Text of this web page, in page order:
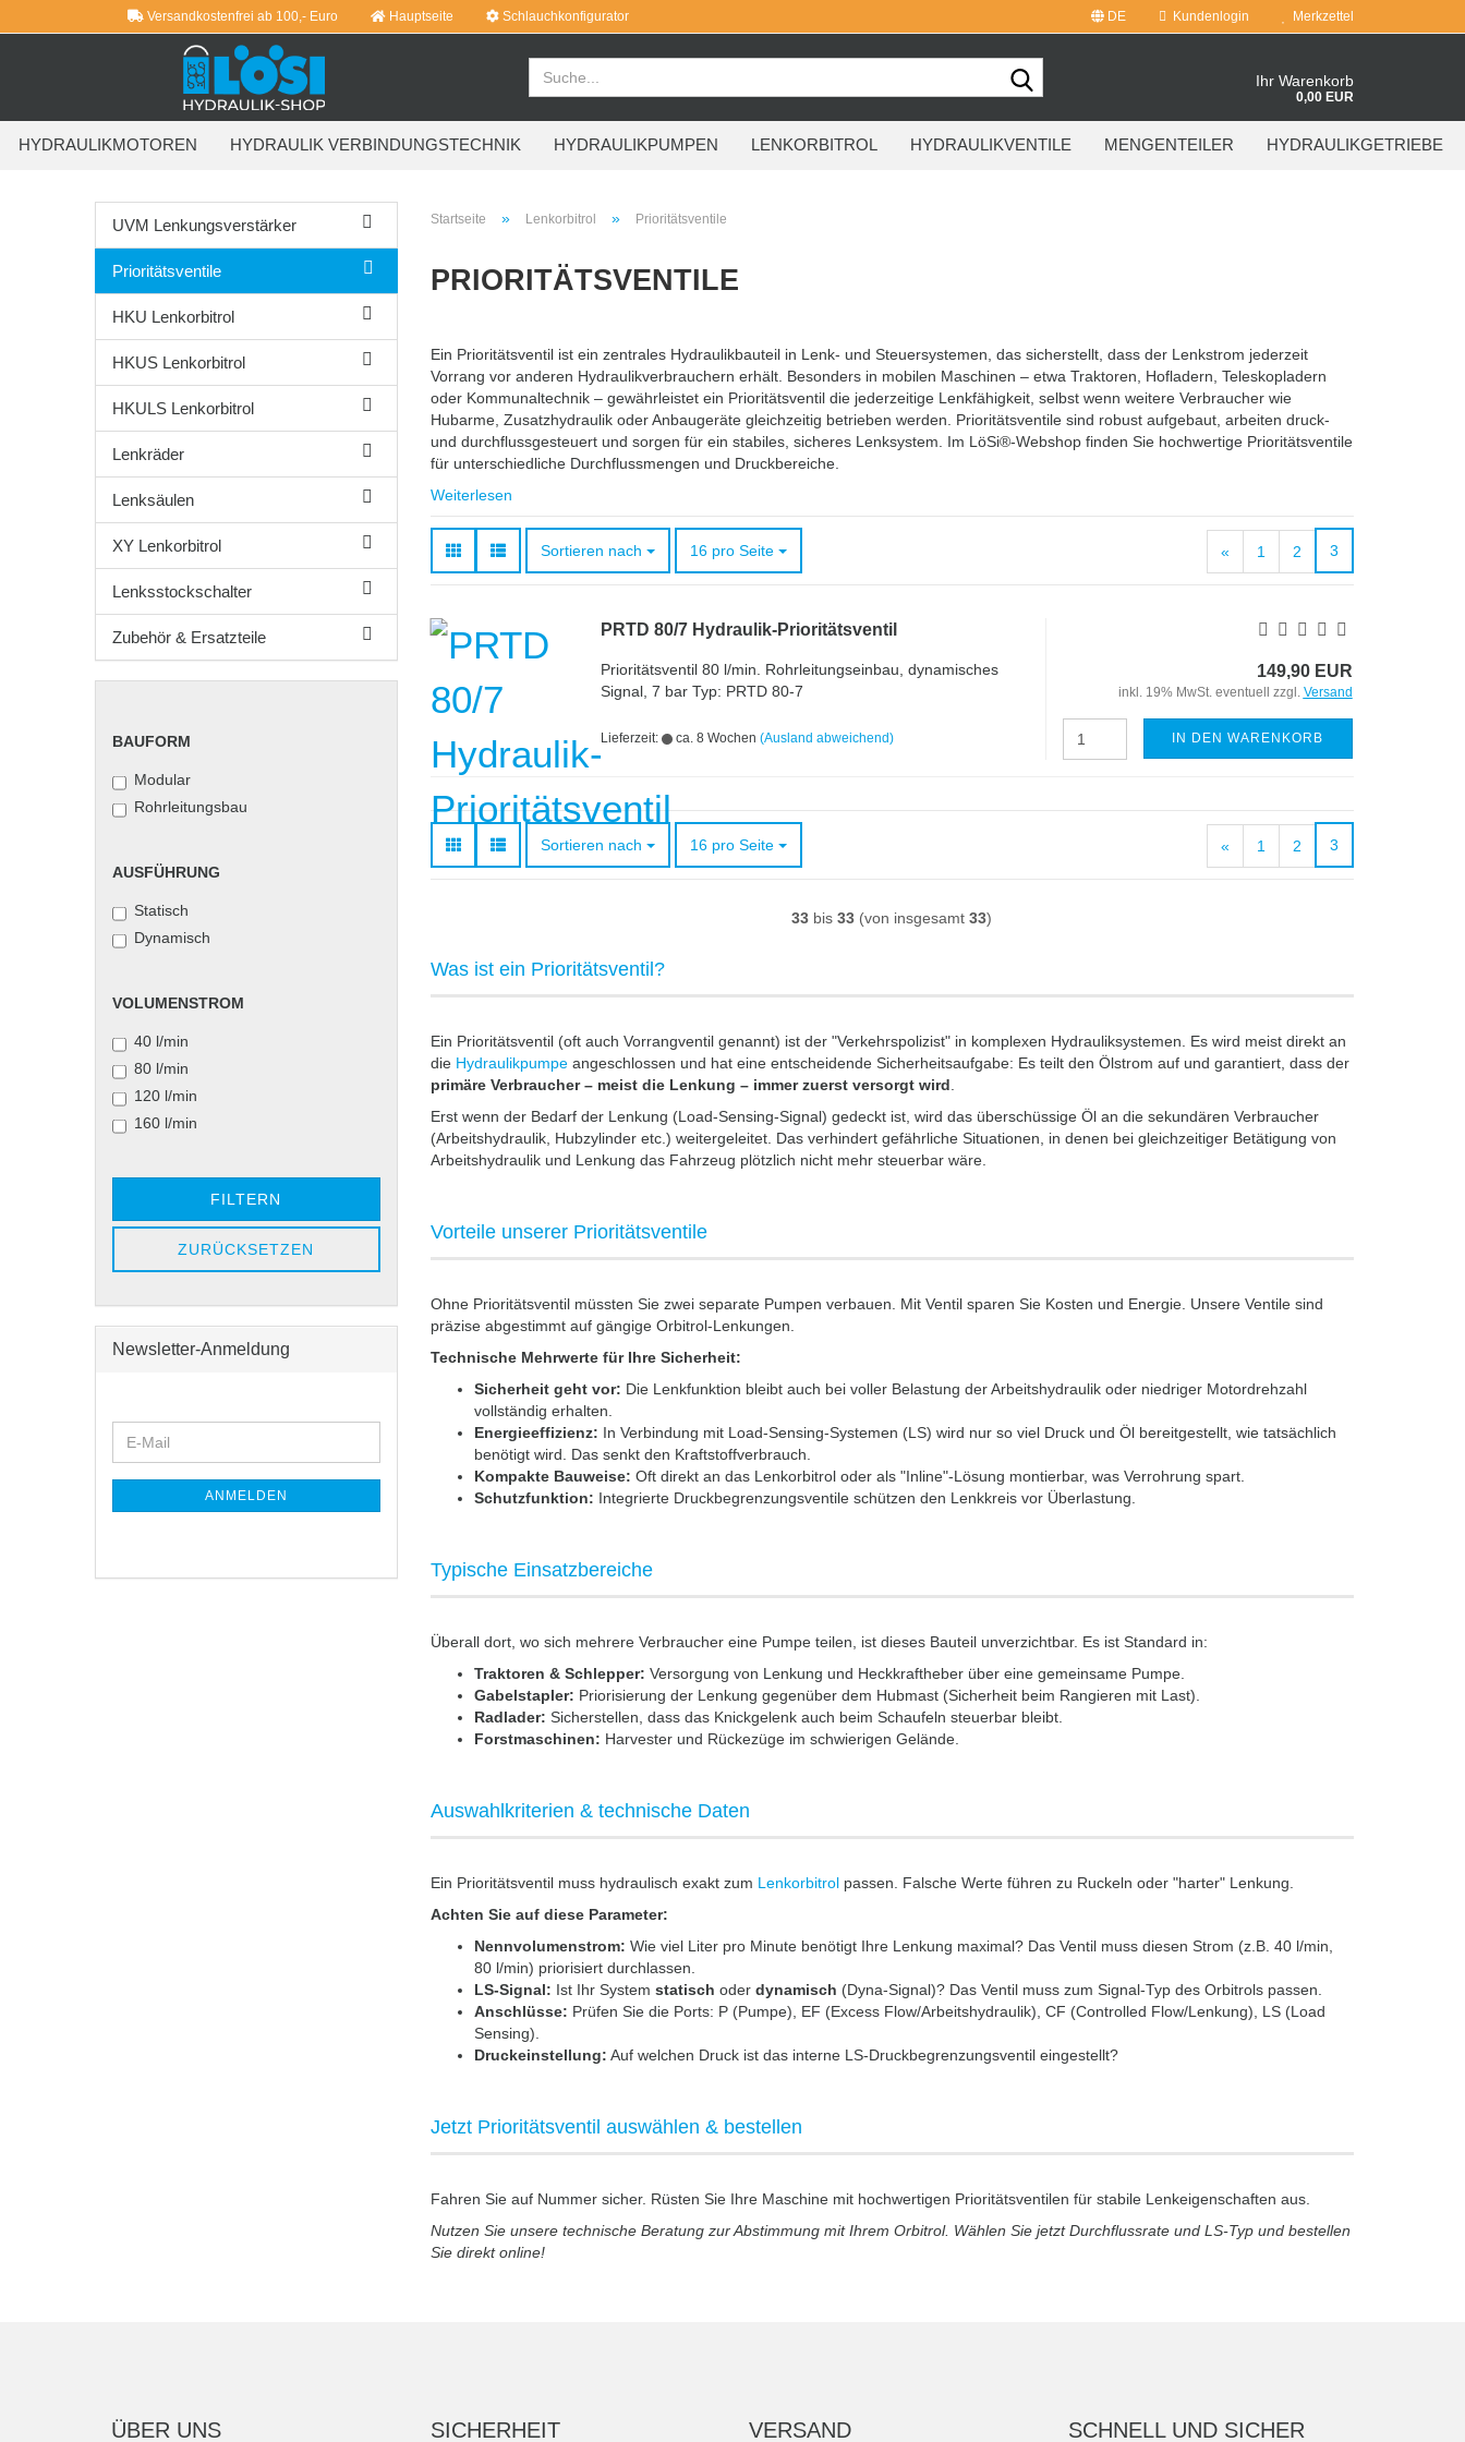
Versandkostenfrei ab 100,- Euro Hauptseite Schlauchkonfigurator DE Kundenlogin Merkzettel
Ihr Warenkorb
0,00 EUR
HYDRAULIKMOTOREN HYDRAULIK VERBINDUNGSTECHNIK HYDRAULIKPUMPEN LENKORBITROL HYDRAULIKVENTILE MENGENTEILER HYDRAULIKGETRIEBE
Startseite » Lenkorbitrol » Prioritätsventile
PRIORITÄTSVENTILE
Ein Prioritätsventil ist ein zentrales Hydraulikbauteil in Lenk- und Steuersystemen, das sicherstellt, dass der Lenkstrom jederzeit
Vorrang vor anderen Hydraulikverbrauchern erhält. Besonders in mobilen Maschinen – etwa Traktoren, Hofladern, Teleskopladern
oder Kommunaltechnik – gewährleistet ein Prioritätsventil die jederzeitige Lenkfähigkeit, selbst wenn weitere Verbraucher wie
Hubarme, Zusatzhydraulik oder Anbaugeräte gleichzeitig betrieben werden. Prioritätsventile sind robust aufgebaut, arbeiten druck-
und durchflussgesteuert und sorgen für ein stabiles, sicheres Lenksystem. Im LöSi®-Webshop finden Sie hochwertige Prioritätsventile
für unterschiedliche Durchflussmengen und Druckbereiche.
Weiterlesen
Sortieren nach
Sortieren nach 16 pro Seite
pro Seite « 1 2 3
PRTD 80/7 Hydraulik-Prioritätsventil
Prioritätsventil 80 l/min. Rohrleitungseinbau, dynamisches
Signal, 7 bar Typ: PRTD 80-7
Lieferzeit: ca. 8 Wochen (Ausland abweichend)
149,90 EUR
inkl. 19% MwSt. eventuell zzgl. Versand
IN DEN WARENKORB
Sortieren nach
Sortieren nach 16 pro Seite
pro Seite « 1 2 3
33 bis33 (von insgesamt33)
Was ist ein Prioritätsventil?
Ein Prioritätsventil (oft auch Vorrangventil genannt) ist der "Verkehrspolizist" in komplexen Hydrauliksystemen. Es wird meist direkt an
die Hydraulikpumpe angeschlossen und hat eine entscheidende Sicherheitsaufgabe: Es teilt den Ölstrom auf und garantiert, dass der
primäre Verbraucher – meist die Lenkung – immer zuerst versorgt wird
Erst wenn der Bedarf der Lenkung (Load-Sensing-Signal) gedeckt ist, wird das überschüssige Öl an die sekundären Verbraucher
(Arbeitshydraulik, Hubzylinder etc.) weitergeleitet. Das verhindert gefährliche Situationen, in denen bei gleichzeitiger Betätigung von
Arbeitshydraulik und Lenkung das Fahrzeug plötzlich nicht mehr steuerbar wäre.
Vorteile unserer Prioritätsventile
Ohne Prioritätsventil müssten Sie zwei separate Pumpen verbauen. Mit Ventil sparen Sie Kosten und Energie. Unsere Ventile sind
präzise abgestimmt auf gängige Orbitrol-Lenkungen.
Technische Mehrwerte für Ihre Sicherheit:
Sicherheit geht vor: Die Lenkfunktion bleibt auch bei voller Belastung der Arbeitshydraulik oder niedriger Motordrehzahl
vollständig erhalten.
Energieeffizienz: In Verbindung mit Load-Sensing-Systemen (LS) wird nur so viel Druck und Öl bereitgestellt, wie tatsächlich
benötigt wird. Das senkt den Kraftstoffverbrauch.
Kompakte Bauweise: Oft direkt an das Lenkorbitrol oder als "Inline"-Lösung montierbar, was Verrohrung spart.
Schutzfunktion: Integrierte Druckbegrenzungsventile schützen den Lenkkreis vor Überlastung.
Typische Einsatzbereiche
Überall dort, wo sich mehrere Verbraucher eine Pumpe teilen, ist dieses Bauteil unverzichtbar. Es ist Standard in:
Traktoren & Schlepper: Versorgung von Lenkung und Heckkraftheber über eine gemeinsame Pumpe.
Gabelstapler: Priorisierung der Lenkung gegenüber dem Hubmast (Sicherheit beim Rangieren mit Last).
Radlader: Sicherstellen, dass das Knickgelenk auch beim Schaufeln steuerbar bleibt.
Forstmaschinen: Harvester und Rückezüge im schwierigen Gelände.
Auswahlkriterien & technische Daten
Ein Prioritätsventil muss hydraulisch exakt zum Lenkorbitrol passen. Falsche Werte führen zu Ruckeln oder "harter" Lenkung.
Achten Sie auf diese Parameter:
Nennvolumenstrom: Wie viel Liter pro Minute benötigt Ihre Lenkung maximal? Das Ventil muss diesen Strom (z.B. 40 l/min,
80 l/min) priorisiert durchlassen.
LS-Signal: Ist Ihr System statisch oder dynamisch (Dyna-Signal)? Das Ventil muss zum Signal-Typ des Orbitrols passen.
Anschlüsse: Prüfen Sie die Ports: P (Pumpe), EF (Excess Flow/Arbeitshydraulik), CF (Controlled Flow/Lenkung), LS (Load
Sensing).
Druckeinstellung: Auf welchen Druck ist das interne LS-Druckbegrenzungsventil eingestellt?
Jetzt Prioritätsventil auswählen & bestellen
Fahren Sie auf Nummer sicher. Rüsten Sie Ihre Maschine mit hochwertigen Prioritätsventilen für stabile Lenkeigenschaften aus.
Nutzen Sie unsere technische Beratung zur Abstimmung mit Ihrem Orbitrol. Wählen Sie jetzt Durchflussrate und LS-Typ und bestellen
Sie direkt online!
UVM Lenkungsverstärker
Prioritätsventile
HKU Lenkorbitrol
HKUS Lenkorbitrol
HKULS Lenkorbitrol
Lenkräder
Lenksäulen
XY Lenkorbitrol
Lenksstockschalter
Zubehör & Ersatzteile
BAUFORM
BAUFORM
Modular
Rohrleitungsbau
AUSFÜHRUNG
AUSFÜHRUNG
Statisch
Dynamisch
VOLUMENSTROM
VOLUMENSTROM
40 l/min
80 l/min
120 l/min
160 l/min
FILTERN
ZURÜCKSETZEN
Newsletter-Anmeldung
ZUR
ANMELDUNG
E-
Mail
ANMELDEN
ÜBER UNS SICHERHEIT VERSAND SCHNELL UND SICHER